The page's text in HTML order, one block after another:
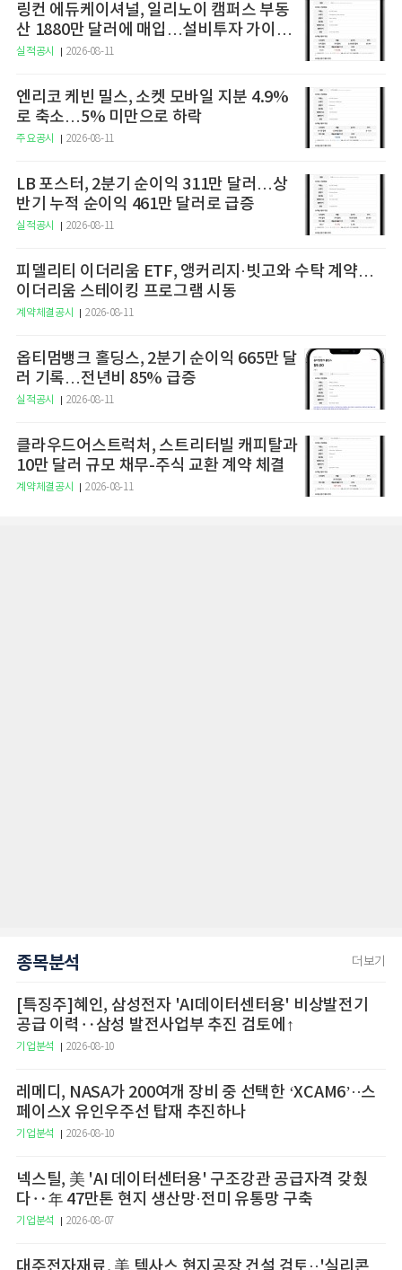
링컨 에듀케이셔널, 일리노이 캠퍼스 부동
산 1880만 달러에 매입…설비투자 가이드
라인 상향
실적공시 2026-08-11
엔리코 케빈 밀스, 소켓 모바일 지분 4.9%
로 축소…5% 미만으로 하락
주요공시 2026-08-11
LB 포스터, 2분기 순이익 311만 달러…상
반기 누적 순이익 461만 달러로 급증
실적공시 2026-08-11
피델리티 이더리움 ETF, 앵커리지·빗고와 수탁 계약…
이더리움 스테이킹 프로그램 시동
계약체결공시 2026-08-11
옵티멈뱅크 홀딩스, 2분기 순이익 665만 달
러 기록…전년비 85% 급증
실적공시 2026-08-11
클라우드어스트럭처, 스트리터빌 캐피탈과
10만 달러 규모 채무-주식 교환 계약 체결
계약체결공시 2026-08-11
종목분석 더보기
[특징주]혜인, 삼성전자 'AI데이터센터용' 비상발전기
공급 이력‥삼성 발전사업부 추진 검토에↑
기업분석 2026-08-10
레메디, NASA가 200여개 장비 중 선택한 ‘XCAM6’··스
페이스X 유인우주선 탑재 추진하나
기업분석 2026-08-10
넥스틸, 美 'AI 데이터센터용' 구조강관 공급자격 갖췄
다‥年 47만톤 현지 생산망·전미 유통망 구축
기업분석 2026-08-07